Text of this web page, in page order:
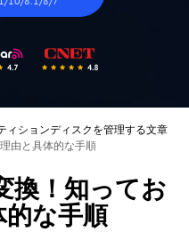
ィションディスクを管理する文章
由と具体的な手順
換！知ってお
な手順